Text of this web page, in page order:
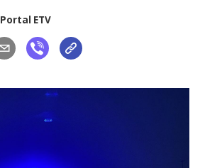
Portal ETV